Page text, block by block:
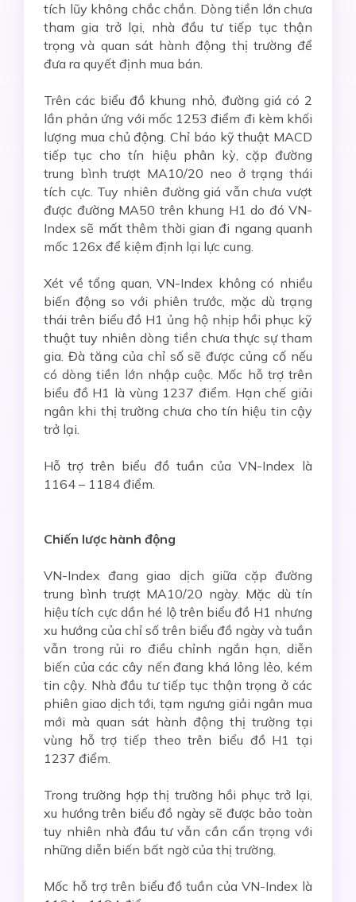
tích lũy không chắc chắn. Dòng tiền lớn chưa
tham gia trở lại, nhà đầu tư tiếp tục thận
trọng và quan sát hành động thị trường để
đưa ra quyết định mua bán.
Trên các biểu đồ khung nhỏ, đường giá có 2
lần phản ứng với mốc 1253 điểm đi kèm khối
lượng mua chủ động. Chỉ báo kỹ thuật MACD
tiếp tục cho tín hiệu phân kỳ, cặp đường
trung bình trượt MA10/20 neo ở trạng thái
tích cực. Tuy nhiên đường giá vẫn chưa vượt
được đường MA50 trên khung H1 do đó VN-
Index sẽ mất thêm thời gian đi ngang quanh
mốc 126x để kiệm định lại lực cung.
Xét về tổng quan, VN-Index không có nhiều
biến động so với phiên trước, mặc dù trạng
thái trên biểu đồ H1 ủng hộ nhịp hồi phục kỹ
thuật tuy nhiên dòng tiền chưa thực sự tham
gia. Đà tăng của chỉ số sẽ được củng cố nếu
có dòng tiền lớn nhập cuộc. Mốc hỗ trợ trên
biểu đồ H1 là vùng 1237 điểm. Hạn chế giải
ngân khi thị trường chưa cho tín hiệu tin cậy
trở lại.
Hỗ trợ trên biểu đồ tuần của VN-Index là
1164 – 1184 điểm.
Chiến lược hành động
VN-Index đang giao dịch giữa cặp đường
trung bình trượt MA10/20 ngày. Mặc dù tín
hiệu tích cực dần hé lộ trên biểu đồ H1 nhưng
xu hướng của chỉ số trên biểu đồ ngày và tuần
vẫn trong rủi ro điều chỉnh ngắn hạn, diễn
biến của các cây nến đang khá lỏng lẻo, kém
tin cậy. Nhà đầu tư tiếp tục thận trọng ở các
phiên giao dịch tới, tạm ngưng giải ngân mua
mới mà quan sát hành động thị trường tại
vùng hỗ trợ tiếp theo trên biểu đồ H1 tại
1237 điểm.
Trong trường hợp thị trường hồi phục trở lại,
xu hướng trên biểu đồ ngày sẽ được bảo toàn
tuy nhiên nhà đầu tư vẫn cần cẩn trọng với
những diễn biến bất ngờ của thị trường.
Mốc hỗ trợ trên biểu đồ tuần của VN-Index là